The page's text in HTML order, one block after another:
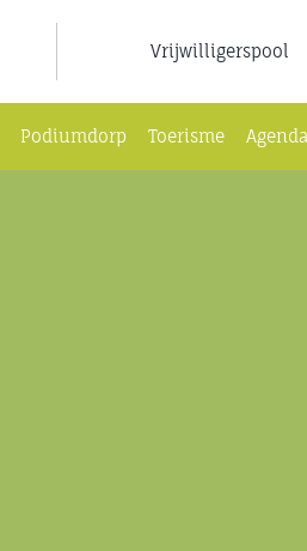
Vrijwilligerspool
Podiumdorp Toerisme Agenda